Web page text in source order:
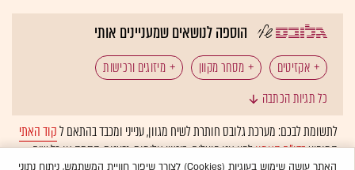
הוספה לנושאים שמעניינים אותי
אקזיטים מסחר מקוון מיזוגים ורכישות
כל תגיות הכתבה
לתשומת לבכם: מערכת גלובס חותרת לשיח מגוון, ענייני ומכבד בהתאם לקוד האתי
המופיעבדו"ח האמוןלפיו אנו פועלים. ביטויי אלימות, גזענות, הסתה או כל שיח
האתר עושה שימוש בעוגיות (Cookies) לצורך שיפור חוויית המשתמש, ניתוח נתוני